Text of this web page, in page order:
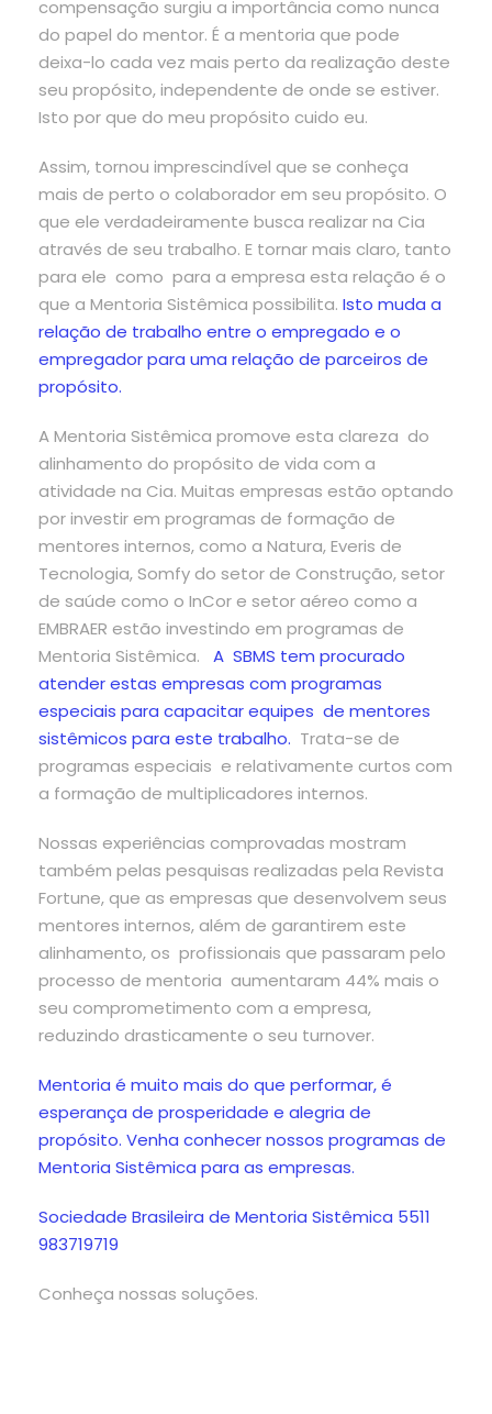
compensação surgiu a importância como nunca
do papel do mentor. É a mentoria que pode
deixa-lo cada vez mais perto da realização deste
seu propósito, independente de onde se estiver.
Isto por que do meu propósito cuido eu.
Assim, tornou imprescindível que se conheça
mais de perto o colaborador em seu propósito. O
que ele verdadeiramente busca realizar na Cia
através de seu trabalho. E tornar mais claro, tanto
para ele como para a empresa esta relação é o
que a Mentoria Sistêmica possibilita. Isto muda a
relação de trabalho entre o empregado e o
empregador para uma relação de parceiros de
propósito.
A Mentoria Sistêmica promove esta clareza do
alinhamento do propósito de vida com a
atividade na Cia. Muitas empresas estão optando
por investir em programas de formação de
mentores internos, como a Natura, Everis de
Tecnologia, Somfy do setor de Construção, setor
de saúde como o InCor e setor aéreo como a
EMBRAER estão investindo em programas de
Mentoria Sistêmica. A SBMS tem procurado
atender estas empresas com programas
especiais para capacitar equipes de mentores
sistêmicos para este trabalho. Trata-se de
programas especiais e relativamente curtos com
a formação de multiplicadores internos.
Nossas experiências comprovadas mostram
também pelas pesquisas realizadas pela Revista
Fortune, que as empresas que desenvolvem seus
mentores internos, além de garantirem este
alinhamento, os profissionais que passaram pelo
processo de mentoria aumentaram 44% mais o
seu comprometimento com a empresa,
reduzindo drasticamente o seu turnover.
Mentoria é muito mais do que performar, é
esperança de prosperidade e alegria de
propósito. Venha conhecer nossos programas de
Mentoria Sistêmica para as empresas.
Sociedade Brasileira de Mentoria Sistêmica 5511
983719719
Conheça nossas soluções.